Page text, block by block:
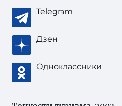
Telegram
Дзен
Одноклассники